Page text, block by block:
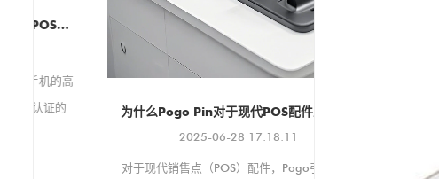
为什么Pogo Pin对于现代POS配件至关重要
2025-06-28 17:18:11
对于现代销售点（POS）配件，Pogo引脚是必